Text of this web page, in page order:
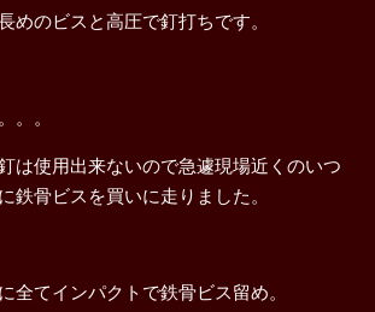
めのビスと高圧で釘打ちです。
。。
は使用出来ないので急遽現場近くのいつ
鉄骨ビスを買いに走りました。
全てインパクトで鉄骨ビス留め。